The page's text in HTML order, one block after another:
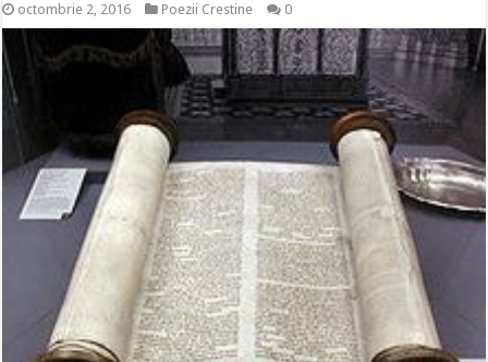
octombrie 2, 2016 Poezii Crestine 0